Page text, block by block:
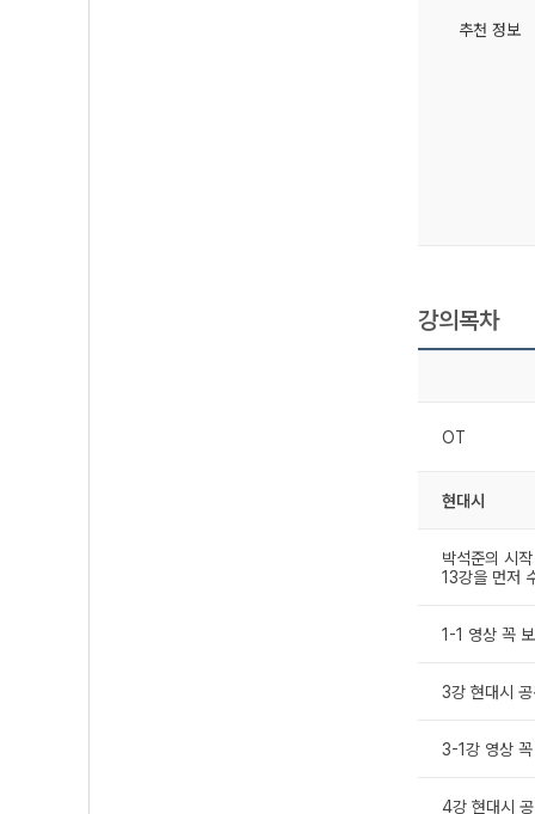
추천 정보
강의목차
OT
현대시
박석준의 시
13강을 먼저
1-1 영상 꼭
3강 현대시
3-1강 영상 꼭
4강 현대시